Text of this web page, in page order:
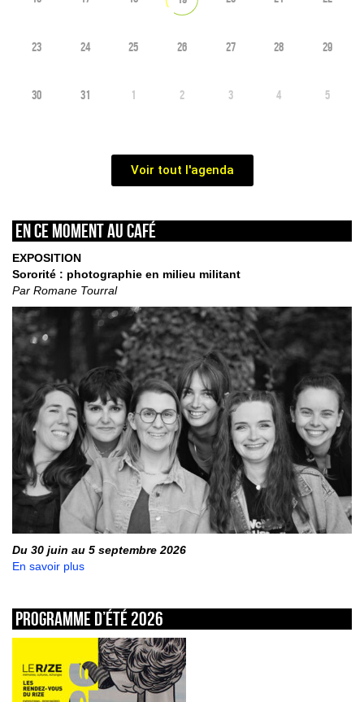
23 24 25 26 27 28 29
30 31 1 2 3 4 5
Voir tout l'agenda
En ce moment au café
EXPOSITION
Sororité : photographie en milieu militant
Par Romane Tourral
Du 30 juin au 5 septembre 2026
En savoir plus
Programme d’été 2026